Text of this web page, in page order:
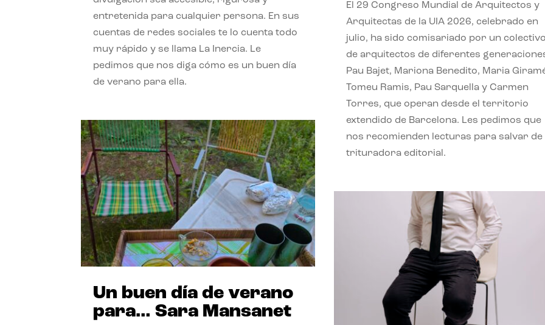
entretenida para cualquier persona. En sus
cuentas de redes sociales te lo cuenta todo
muy rápido y se llama La Inercia. Le
pedimos que nos diga cómo es un buen día
de verano para ella.
Un buen día de verano
para… Sara Mansanet
El 29 Congreso Mundial de Arquitectos y
Arquitectas de la UIA 2026, celebrado en
julio, ha sido comisariado por un
de arquitectos de diferentes
Pau Bajet, Mariona Benedito, Maria
Tomeu Ramis, Pau Sarquella y Carmen
Torres, que operan desde el territorio
extendido de Barcelona. Les pedimos que
nos recomienden lecturas para salvar de
trituradora editorial.